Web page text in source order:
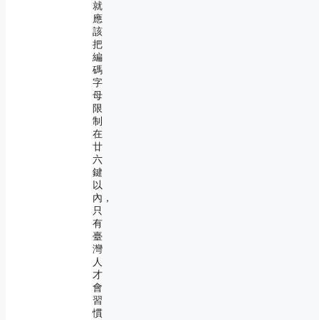
就
應
該
把
編
碼
字
母
限
制
在
廿
六
鍵
以
內，
只
有
臺
灣
人
才
會
習
慣